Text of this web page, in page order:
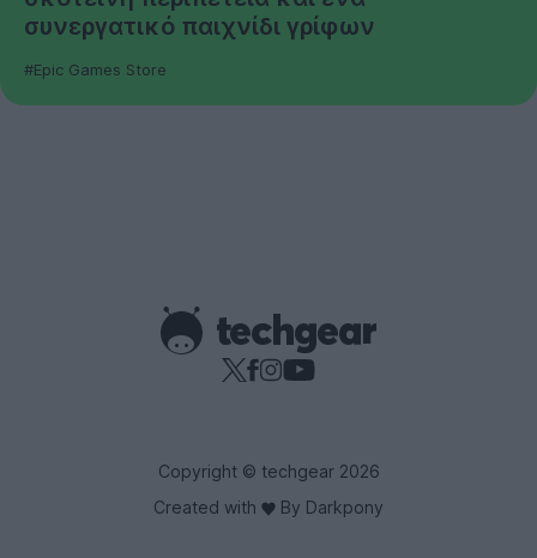
συνεργατικό παιχνίδι γρίφων
#Epic Games Store
Copyright © techgear 2026
Created with
By Darkpony